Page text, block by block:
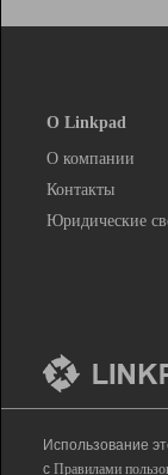
О Linkpad
О компании
Контакты
Юридические
Использование
с Правилами